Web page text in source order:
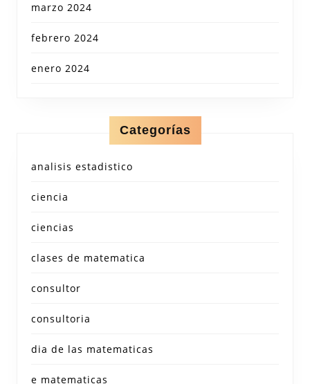
marzo 2024
febrero 2024
enero 2024
Categorías
analisis estadistico
ciencia
ciencias
clases de matematica
consultor
consultoria
dia de las matematicas
e matematicas